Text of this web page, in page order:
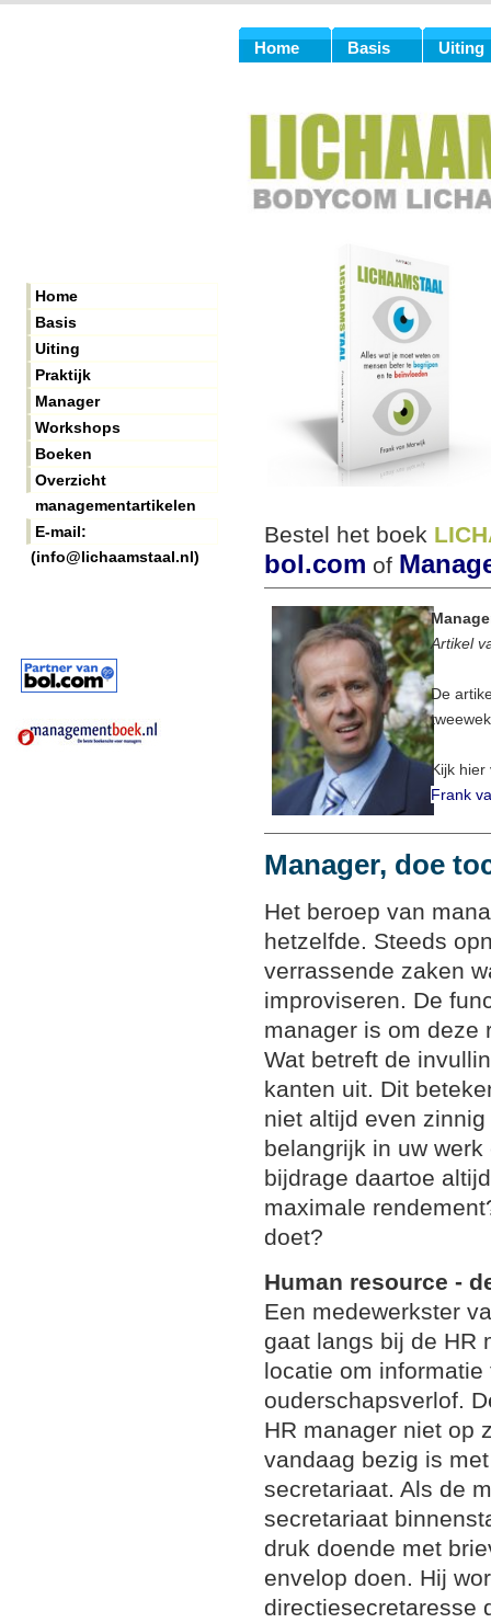
Home Basis Uiting
Home
Basis
Uiting
Praktijk
Manager
Workshops
Boeken
Overzicht
managementartikelen
E-mail:
(info@lichaamstaal.nl)
Bestel het boek
bol.com of
Artikel
De
Kijk hier
Frank
Manager, doe
Het beroep van
hetzelfde. Steeds
verrassende zaken
improviseren. De
manager is om deze
Wat betreft de
kanten uit. Dit
niet altijd even
belangrijk in uw
bijdrage daartoe
maximale
doet?
Human resource -
Een medewerkster
gaat langs bij de HR
locatie om
ouderschapsverlof.
HR manager niet op
vandaag bezig is
secretariaat. Als de
secretariaat
druk doende met
envelop doen. Hij
directiesecretaresse